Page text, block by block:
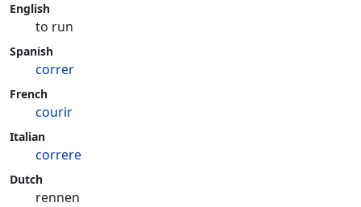
English
to run
Spanish
correr
French
courir
Italian
correre
Dutch
rennen